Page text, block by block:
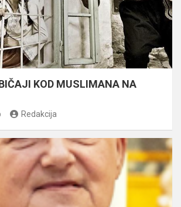
KOD MUSLIMANA NA
Redakcija